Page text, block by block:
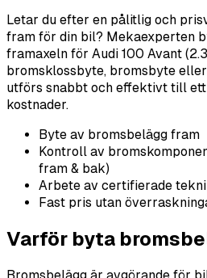
Letar du efter en pålitlig och
fram för din bil? Mekaexperten
framaxeln för Audi 100 Avant
bromsklossbyte, bromsbyte
utförs snabbt och effektivt till
kostnader.
Byte av bromsbelägg fram
Kontroll av
fram & bak)
Arbete av certifierade
Fast pris utan
Varför byta
Bromsbelägg är avgörande för